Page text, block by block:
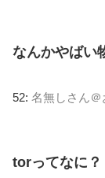
なんかやばい
52: 名無しさん＠
torってなに？